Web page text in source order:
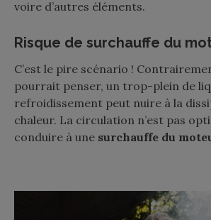
voire d’autres éléments.
Risque de surchauffe du
C’est le pire scénario !
pourrait penser, un trop-plein de
refroidissement peut nuire à la
chaleur. La circulation n’est pas
conduire à une surchauffe du